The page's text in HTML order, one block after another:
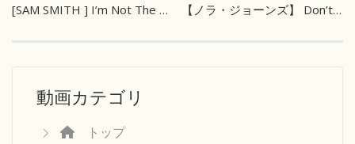
[SAM SMITH ] I’m Not The Only One 【ノラ・ジョーンズ】 Don’t Know Why
動画カテゴリ
トップ